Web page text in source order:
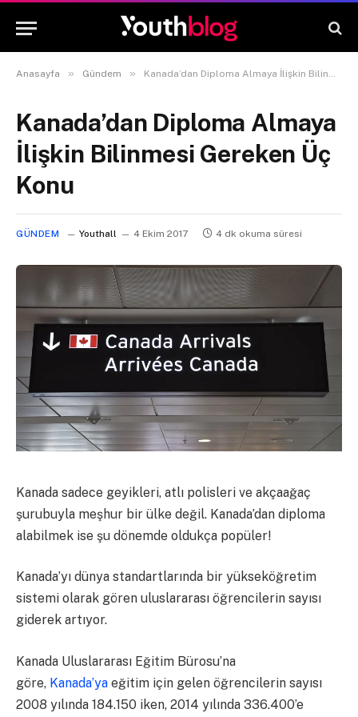
Anasayfa » Gündem » Kanada’dan Diploma Almaya İlişkin Bilinmesi Gereken Üç Konu
Kanada’dan Diploma Almaya
İlişkin Bilinmesi Gereken Üç
Konu
GÜNDEM Youthall 4 Ekim 2017 4 dk okuma süresi
Kanada sadece geyikleri, atlı polisleri ve akçaağaç
şurubuyla meşhur bir ülke değil. Kanada’dan diploma
alabilmek ise şu dönemde oldukça popüler!
Kanada’yı dünya standartlarında bir yükseköğretim
sistemi olarak gören uluslararası öğrencilerin sayısı
giderek artıyor.
Kanada Uluslararası Eğitim Bürosu’na
göre, Kanada’ya eğitim için gelen öğrencilerin sayısı
2008 yılında 184.150 iken, 2014 yılında 336.400’e